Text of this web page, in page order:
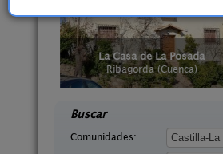
La Casa de La Posada
Ribagorda (Cuenca)
Buscar
Comunidades: